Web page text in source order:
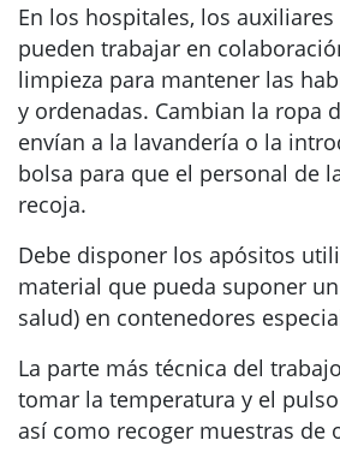
En los hospitales, los
pueden trabajar en
limpieza para mantener las
y ordenadas. Cambian la ropa
envían a la lavandería o la
bolsa para que el personal de
recoja.
Debe disponer los apósitos
material que pueda suponer
salud) en contenedores
La parte más técnica del
tomar la temperatura y el
así como recoger muestras de